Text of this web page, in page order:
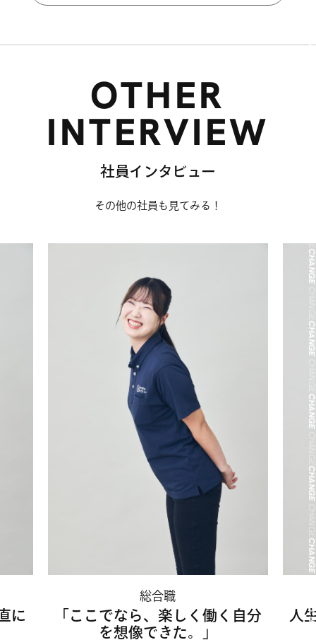
OTHER
INTERVIEW
社員インタビュー
その他の社員も見てみる！
総合職
「ここでなら、楽しく働く自分
を想像できた。」
人生